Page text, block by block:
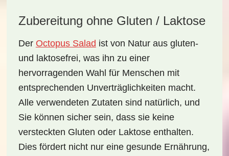
Zubereitung ohne Gluten / Laktose
Der Octopus Salad ist von Natur aus gluten-
und laktosefrei, was ihn zu einer
hervorragenden Wahl für Menschen mit
entsprechenden Unverträglichkeiten macht.
Alle verwendeten Zutaten sind natürlich, und
Sie können sicher sein, dass sie keine
versteckten Gluten oder Laktose enthalten.
Dies fördert nicht nur eine gesunde Ernährung,